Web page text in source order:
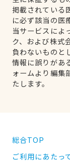
掲載されている
に必ず該当の医
当サービスによ
ク、および株式
負わないものと
情報に誤りがあ
ォームより編集
たします。
総合TOP
ご利用にあたっ